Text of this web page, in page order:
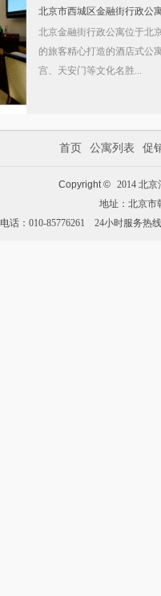
北京市西城区金融街行政公
北京金融街行政公寓位于北
的旅客精心打造的酒店式公
宫、天安门等文化名胜...
首页 公寓列表 促
Copyright © 2014 北
地址：北京市
电话：010-85776261 24小时服务热